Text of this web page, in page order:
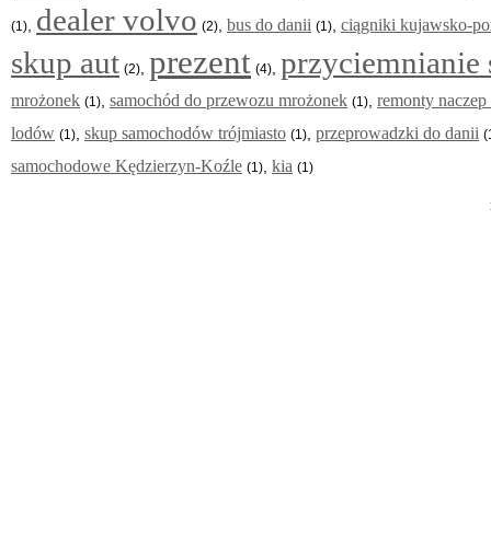
(1) dealer volvo (2) bus do danii (1) ciągniki kujawsko-
skup aut (2) prezent (4) przyciemnianie
mrożonek (1) samochód do przewozu mrożonek (1) remonty
lodów (1) skup samochodów trójmiasto (1) przeprowadzki do danii
samochodowe Kędzierzyn-Koźle (1) kia (1)